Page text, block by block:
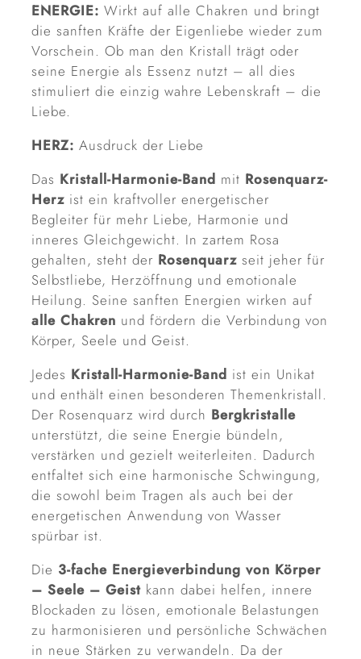
ENERGIE: Wirkt auf alle Chakren und bringt
die sanften Kräfte der Eigenliebe wieder zum
Vorschein. Ob man den Kristall trägt oder
seine Energie als Essenz nutzt – all dies
stimuliert die einzig wahre Lebenskraft – die
Liebe.
HERZ: Ausdruck der Liebe
Das Kristall-Harmonie-Band mit Rosenquarz-
Herz ist ein kraftvoller energetischer
Begleiter für mehr Liebe, Harmonie und
inneres Gleichgewicht. In zartem Rosa
gehalten, steht der Rosenquarz seit jeher für
Selbstliebe, Herzöffnung und emotionale
Heilung. Seine sanften Energien wirken auf
alle Chakren und fördern die Verbindung von
Körper, Seele und Geist.
Jedes Kristall-Harmonie-Band ist ein Unikat
und enthält einen besonderen Themenkristall.
Der Rosenquarz wird durch Bergkristalle
unterstützt, die seine Energie bündeln,
verstärken und gezielt weiterleiten. Dadurch
entfaltet sich eine harmonische Schwingung,
die sowohl beim Tragen als auch bei der
energetischen Anwendung von Wasser
spürbar ist.
Die 3-fache Energieverbindung von Körper
– Seele – Geist kann dabei helfen, innere
Blockaden zu lösen, emotionale Belastungen
zu harmonisieren und persönliche Schwächen
in neue Stärken zu verwandeln. Da der